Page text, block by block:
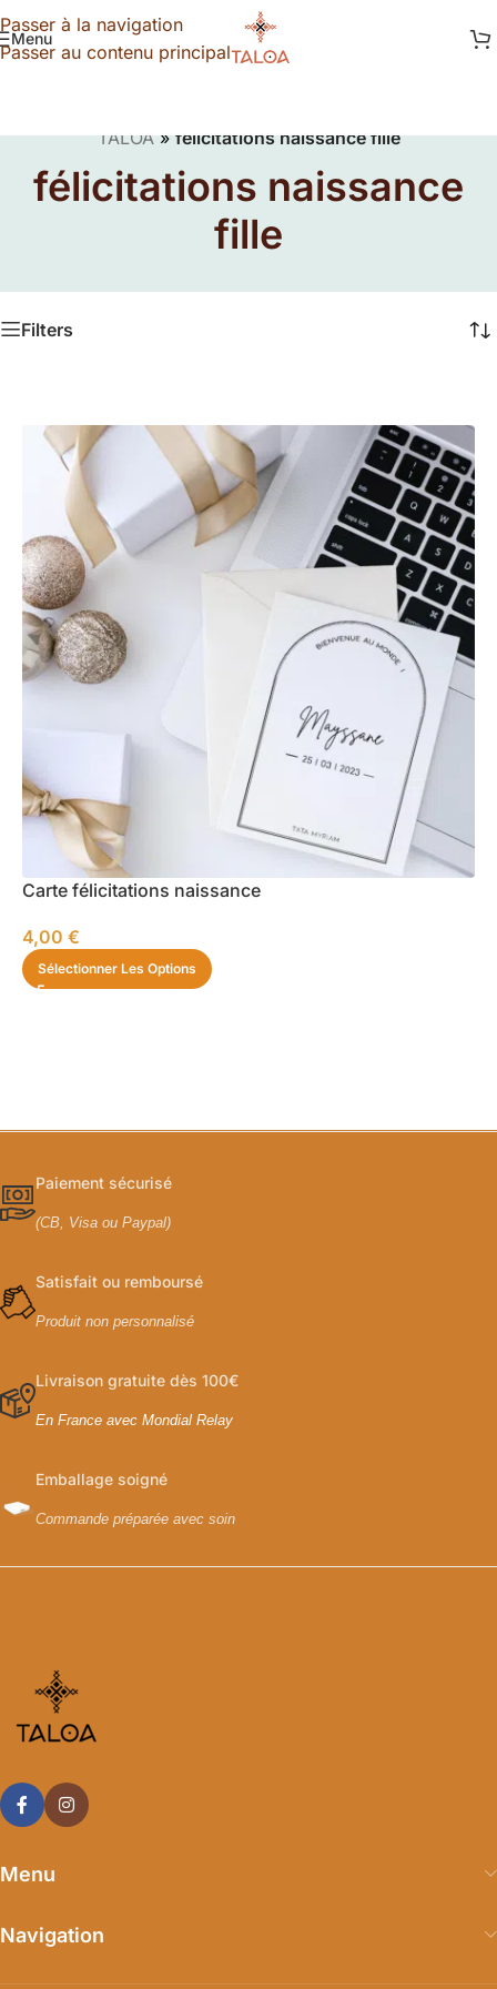
Passer à la navigation
Passer au contenu principal
Menu
TALOA»félicitations naissance fille
félicitations naissance
fille
Filters
Carte félicitations naissance
4,00 €
Sélectionner Les Options
Paiement sécurisé
(CB, Visa ou Paypal)
Satisfait ou remboursé
Produit non personnalisé
Livraison gratuite dès 100€
En France avec Mondial Relay
Emballage soigné
Commande préparée avec soin
Menu
Navigation